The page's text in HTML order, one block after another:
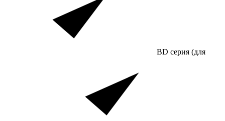
BD серия (для